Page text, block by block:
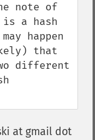
note of
a hash
happen
that
different
at gmail dot